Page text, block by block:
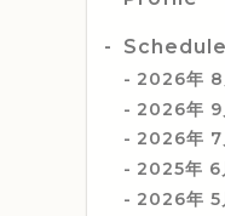
Schedule
2026年 8
2026年 9
2026年 7
2025年 6
2026年 5